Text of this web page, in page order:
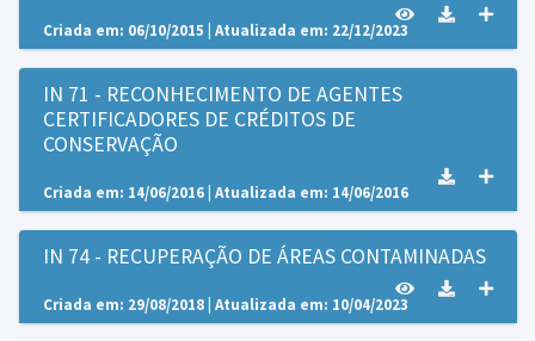
Criada em: 06/10/2015 | Atualizada em: 22/12/2023
IN 71 - RECONHECIMENTO DE AGENTES
CERTIFICADORES DE CRÉDITOS DE
CONSERVAÇÃO
Criada em: 14/06/2016 | Atualizada em: 14/06/2016
IN 74 - RECUPERAÇÃO DE ÁREAS CONTAMINADAS
Criada em: 29/08/2018 | Atualizada em: 10/04/2023